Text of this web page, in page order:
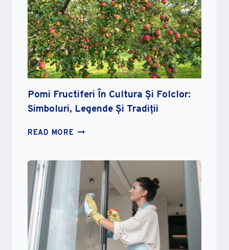
Pomi Fructiferi În Cultura Și Folclor:
Simboluri, Legende Și Tradiții
READ MORE POMI
CULTURA
ȘI
FOLCLOR:
SIMBOLURI,
LEGENDE
ȘI
TRADIȚII